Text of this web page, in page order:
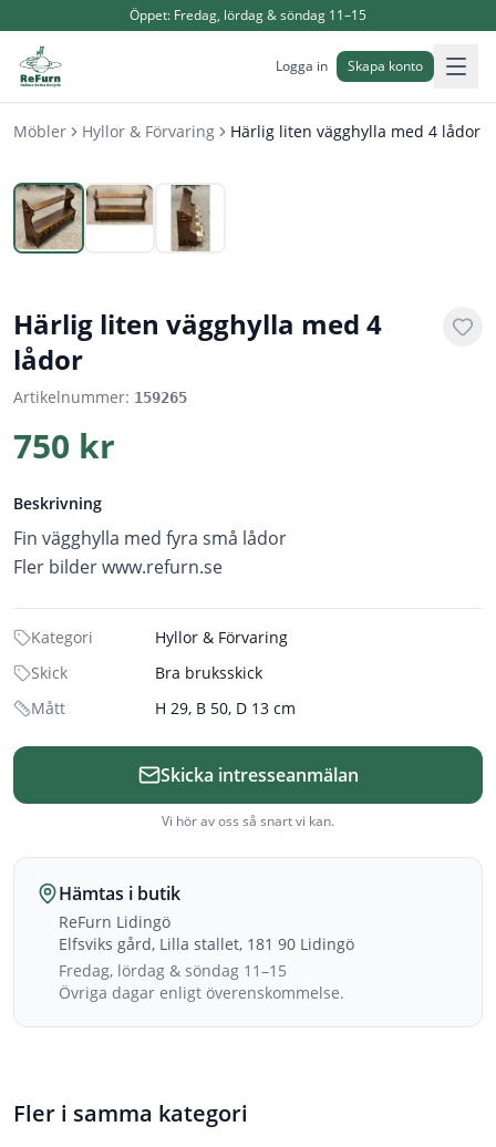
Öppet: Fredag, lördag & söndag 11–15
Logga in Skapa konto
Möbler Hyllor & Förvaring Härlig liten vägghylla med 4 lådor
1 /3
Härlig liten vägghylla med 4
lådor
Artikelnummer: 159265
750 kr
Beskrivning
Fin vägghylla med fyra små lådor
Fler bilder www.refurn.se
Kategori
Hyllor & Förvaring
Skick
Bra bruksskick
Mått
H 29, B 50, D 13 cm
Skicka intresseanmälan
Vi hör av oss så snart vi kan.
Hämtas i butik
ReFurn Lidingö
Elfsviks gård, Lilla stallet, 181 90 Lidingö
Fredag, lördag & söndag 11–15
Övriga dagar enligt överenskommelse.
Fler i samma kategori